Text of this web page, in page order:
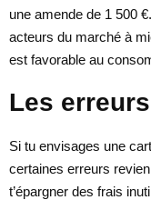
une amende de 1 500
acteurs du marché à
est favorable au
Les
Si tu envisages une
certaines erreurs
t’épargner des frais